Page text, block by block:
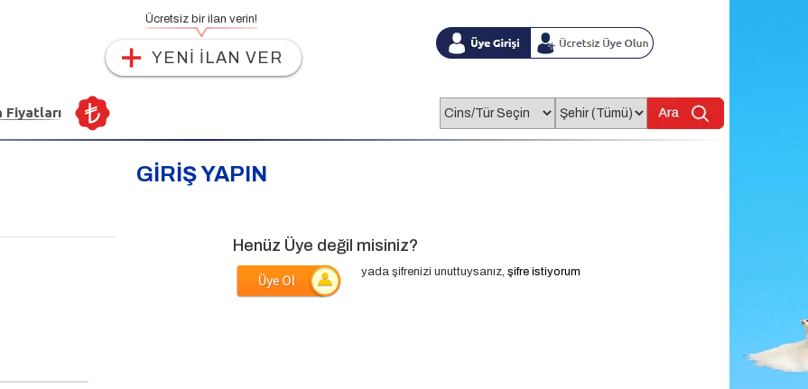
Ücretsiz bir ilan verin!
YENİ İLAN VER
Fiyatları
GİRİŞ YAPIN
Henüz Üye değil misiniz?
yada şifrenizi unuttuysanız, şifre istiyorum